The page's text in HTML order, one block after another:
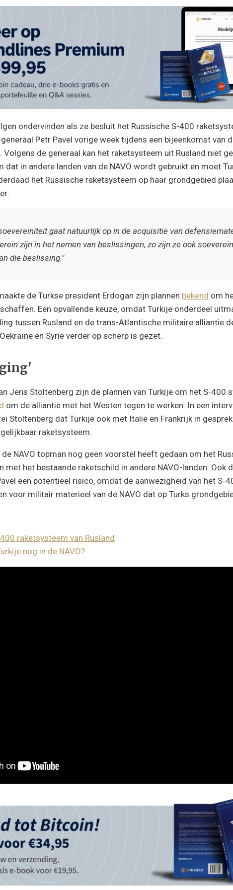
ondervinden als ze besluit het Russische S-400
Petr Pavel vorige week tijdens een bijeenkomst van
Volgens de generaal kan het raketsysteem uit Rusland niet
dat in andere landen van de NAVO wordt gebruikt en moet
het Russische raketsysteem op haar grondgebied
gaat natuurlijk op in de acquisitie van
zijn in het nemen van beslissingen, zo zijn ze ook
die beslissing."
de Turkse president Erdogan zijn plannen bekend om
Een opvallende keuze, omdat Turkije onderdeel
tussen Rusland en de trans-Atlantische militaire alliantie
en Syrië verder op scherp is gezet.
Jens Stoltenberg zijn de plannen van Turkije om het S-400
om de alliantie met het Westen tegen te werken. In een
Stoltenberg dat Turkije ook met Italië en Frankrijk in
raketsysteem.
NAVO topman nog geen voorstel heeft gedaan om het
met het bestaande raketschild in andere NAVO-landen. Ook
een potentieel risico, omdat de aanwezigheid van het S-
voor militair materieel van de NAVO dat op Turks
raketsysteem van Rusland
nog in de NAVO?